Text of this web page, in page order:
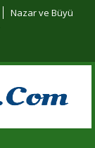
Nazar ve Büyü